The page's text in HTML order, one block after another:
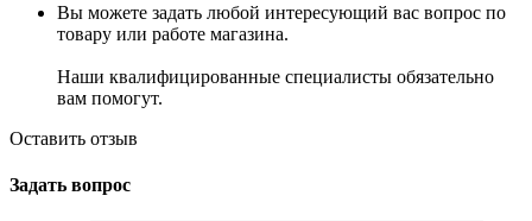
Вы можете задать любой интересующий вас вопрос по
товару или работе магазина.
Наши квалифицированные специалисты обязательно
вам помогут.
Оставить отзыв
Задать вопрос